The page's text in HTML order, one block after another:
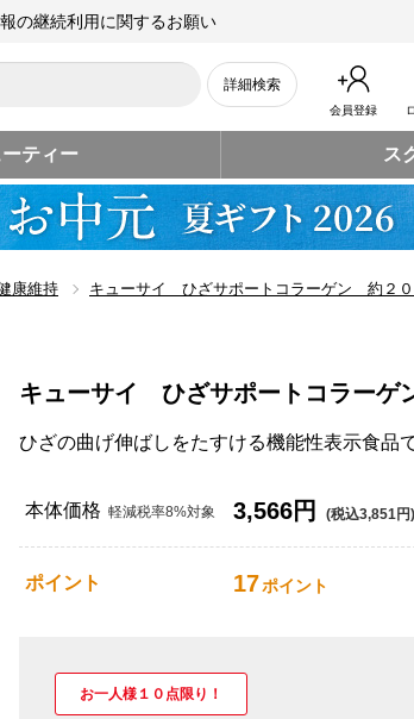
の継続利用に関するお願い
詳細検索
会員登録
ティー ス
康維持 キューサイ ひざサポートコラーゲン 約２
キューサイ ひざサポートコラー
ひざの曲げ伸ばしをたすける機能性表示食品
本体価格 軽減税率8%対象 3,566円 (税込3,851円)
ポイント 17ポイント
お一人様１０点限り！